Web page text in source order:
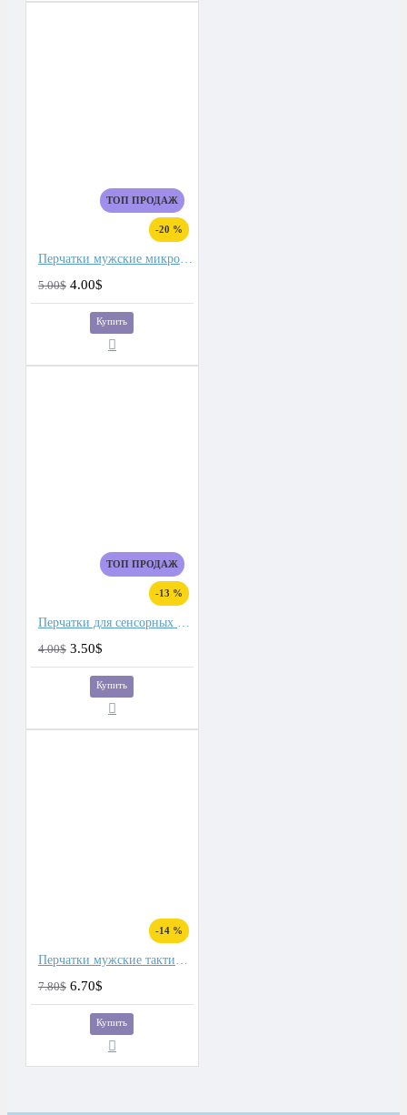
ТОП ПРОДАЖ
-20 %
Перчатки мужские микроволокно со спандекс вставками
5.00$ 4.00$
Купить
ТОП ПРОДАЖ
-13 %
Перчатки для сенсорных экранов мужские флис, подкладка плюш двойной
4.00$ 3.50$
Купить
-14 %
Перчатки мужские тактические
7.80$ 6.70$
Купить